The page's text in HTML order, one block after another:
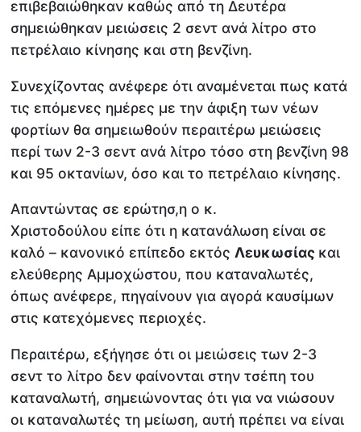
επιβεβαιώθηκαν καθώς από τη Δευτέρα
σημειώθηκαν μειώσεις 2 σεντ ανά λίτρο στο
πετρέλαιο κίνησης και στη βενζίνη.
Συνεχίζοντας ανέφερε ότι αναμένεται πως κατά
τις επόμενες ημέρες με την άφιξη των νέων
φορτίων θα σημειωθούν περαιτέρω μειώσεις
περί των 2-3 σεντ ανά λίτρο τόσο στη βενζίνη 98
και 95 οκτανίων, όσο και το πετρέλαιο κίνησης.
Απαντώντας σε ερώτησ,η ο κ.
Χριστοδούλου είπε ότι η κατανάλωση είναι σε
καλό – κανονικό επίπεδο εκτός Λευκωσίας και
ελεύθερης Αμμοχώστου, που καταναλωτές,
όπως ανέφερε, πηγαίνουν για αγορά καυσίμων
στις κατεχόμενες περιοχές.
Περαιτέρω, εξήγησε ότι οι μειώσεις των 2-3
σεντ το λίτρο δεν φαίνονται στην τσέπη του
καταναλωτή, σημειώνοντας ότι για να νιώσουν
οι καταναλωτές τη μείωση, αυτή πρέπει να είναι